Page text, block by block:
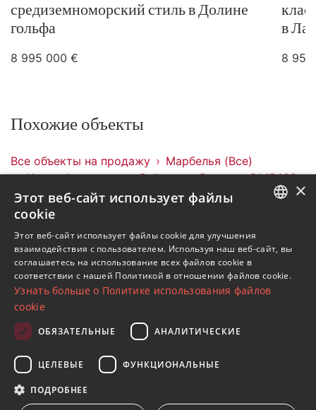
средиземноморский стиль в Долине
гольфа
8 995 000 €
в Ла
8
Похожие объекты
Все объекты на продажу
Марбелья (Все)
Новая Андалусия
Bellevue Виллы DM5403
Объекты в Bellevue
Объекты в Марбелья (Все)
Виллы в Bellevue
Получайте обновления о недвижимости, новостях
и образе жизни в Марбелье
SPANISH
FRENCH
×
Этот веб-сайт использует файлы
cookie
Этот веб-сайт использует файлы cookie для улучшения
взаимодействия с пользователем. Используя наш веб-сайт, вы
соглашаетесь на использование всех файлов cookie в
соответствии с нашей Политикой в ​​отношении файлов cookie.
Узнать больше о Политике использования файлов
cookie
ОБЯЗАТЕЛЬНЫЕ АНАЛИТИЧЕСКИЕ
ЦЕЛЕВЫЕ ФУНКЦИОНАЛЬНЫЕ
ПОДРОБНЕЕ